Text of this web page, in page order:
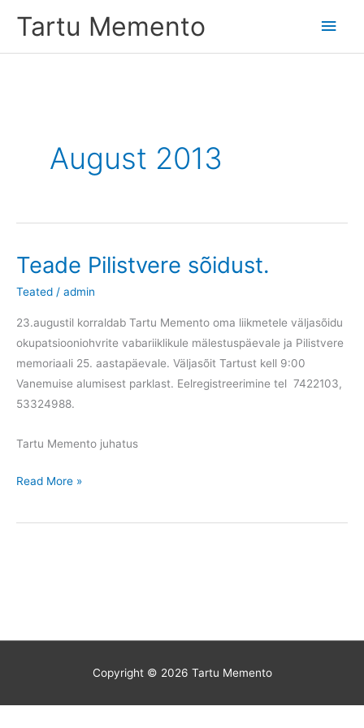
Tartu Memento
Main
August 2013
Teade Pilistvere sõidust.
Teated / admin
23.augustil korraldab Tartu Memento oma liikmetele väljasõidu
okupatsiooniohvrite vabariiklikule mälestuspäevale ja Pilistvere
memoriaali 25. aastapäevale. Väljasõit Tartust kell 9:00
Vanemuise alumisest parklast. Eelregistreerimine tel 7422103,
53324988.
Tartu Memento juhatus
Teade
sõidust.
Read More »
Copyright © 2026 Tartu Memento